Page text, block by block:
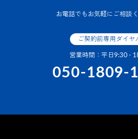
お電話でもお気軽にご相談く
ご契約前専用ダイヤ
営業時間：平日9:30 -
050-1809-